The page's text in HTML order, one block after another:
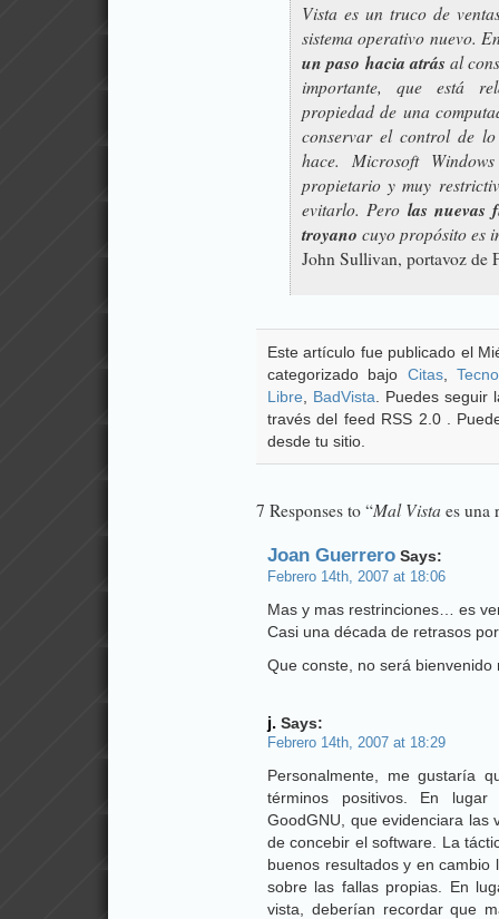
Vista es un truco de
sistema operativo nuevo.
un paso hacia atrás al
importante, que está
propiedad de una
conservar el control de
hace. Microsoft
propietario y muy
evitarlo. Pero las nuevas
troyano cuyo propósito es
John Sullivan, portavoz de
Este artículo fue publicado el
categorizado bajo Citas,
Libre
BadVista . Puedes
través del feed RSS 2.0 .
desde tu sitio.
7 Responses to “Mal Vista es una
Joan Guerrero Says:
Febrero 14th, 2007 at 18:06
Mas y mas restrinciones… es
Casi una década de retrasos
Que conste, no será bienvenido
j. Says:
Febrero 14th, 2007 at 18:29
Personalmente, me gustaría
términos positivos. En
GoodGNU, que evidenciara las
de concebir el software. La
buenos resultados y en
sobre las fallas propias. En
vista, deberían recordar que